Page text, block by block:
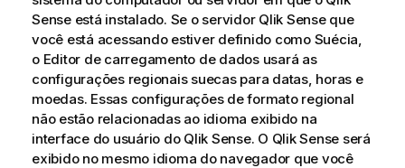
Senseestá instalado. Se o servidor Qlik Senseque
você está acessando estiver definido como Suécia,
o Editor de carregamento de dados usará as
configurações regionais suecas para datas, horas e
moedas. Essas configurações de formato regional
não estão relacionadas ao idioma exibido na
interface do usuário do Qlik Sense. O Qlik Sense será
exibido no mesmo idioma do navegador que você